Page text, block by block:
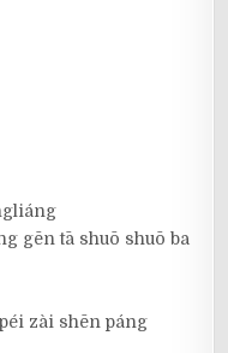
gēn tā shuō shuō ba
zài shēn páng